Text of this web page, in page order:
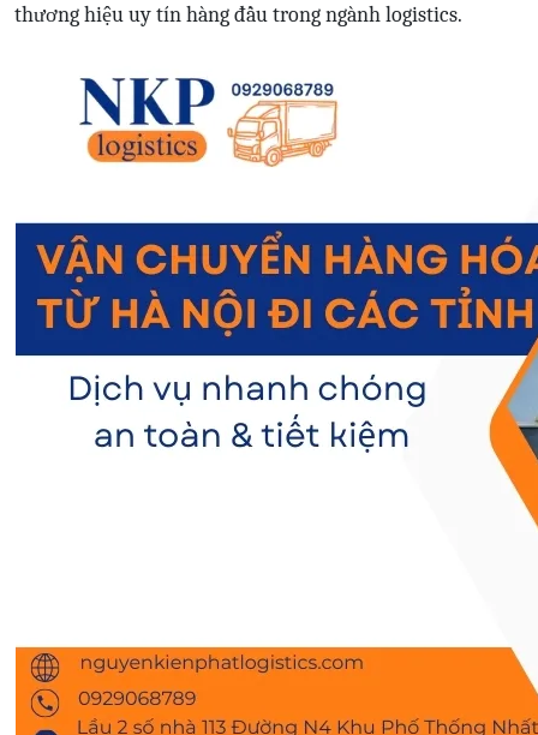
thương hiệu uy tín hàng đầu trong ngành logistics.